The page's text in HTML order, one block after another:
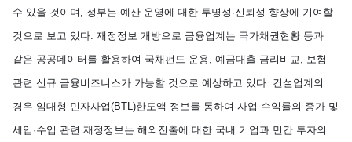
수 있을 것이며, 정부는 예산 운영에 대한 투명성·신뢰성 향상에 기여할
것으로 보고 있다. 재정정보 개방으로 금융업계는 국가채권현황 등과
같은 공공데이터를 활용하여 국채펀드 운용, 예금대출 금리비교, 보험
관련 신규 금융비즈니스가 가능할 것으로 예상하고 있다. 건설업계의
경우 임대형 민자사업(BTL)한도액 정보를 통하여 사업 수익률의 증가 및
세입·수입 관련 재정정보는 해외진출에 대한 국내 기업과 민간 투자의